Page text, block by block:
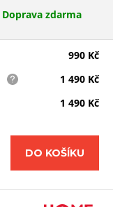
Doprava zdarma
990 Kč
1 490 Kč
1 490 Kč
DO KOŠÍKU